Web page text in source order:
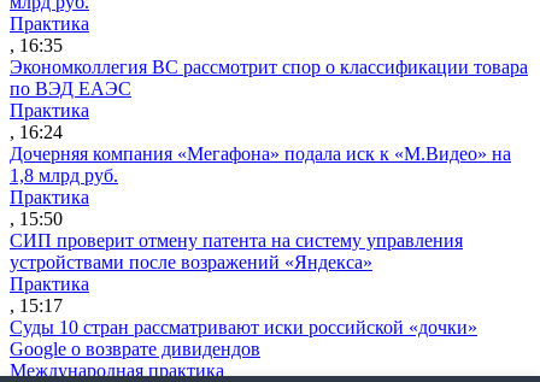
Практика
, 16:35
Экономколлегия ВС рассмотрит спор о классификации товара
по ВЭД ЕАЭС
Практика
, 16:24
Дочерняя компания «Мегафона» подала иск к «М.Видео» на
1,8 млрд руб.
Практика
, 15:50
СИП проверит отмену патента на систему управления
устройствами после возражений «Яндекса»
Практика
, 15:17
Суды 10 стран рассматривают иски российской «дочки»
Google о возврате дивидендов
Международная практика